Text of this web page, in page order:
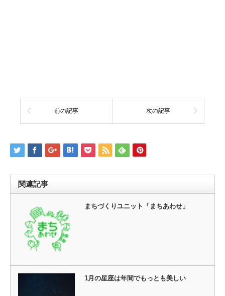
前の記事 次の記事
関連記事
まちづくりユニット「まちあわせ」
1月の星座は年間でもっとも美しい